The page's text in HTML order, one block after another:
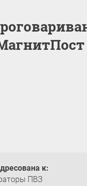
к:
ПВЗ